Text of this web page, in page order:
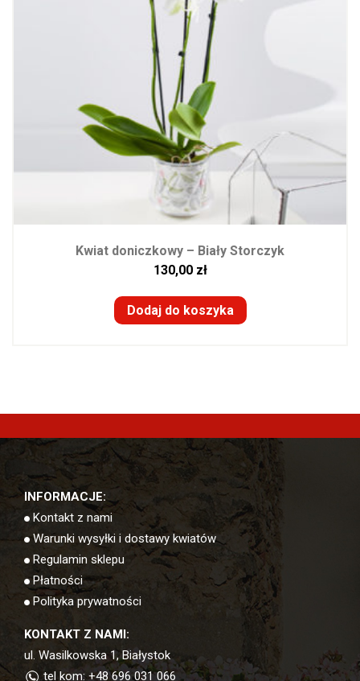
Kwiat doniczkowy – Biały Storczyk
130,00 zł
Dodaj do koszyka
INFORMACJE:
Kontakt z nami
Warunki wysyłki i dostawy kwiatów
Regulamin sklepu
Płatności
Polityka prywatności
KONTAKT Z NAMI:
ul. Wasilkowska 1, Białystok
tel kom: +48 696 031 066